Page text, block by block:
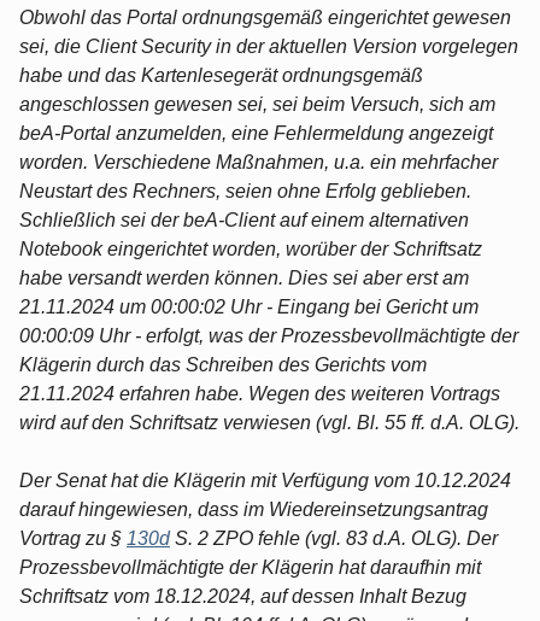
Obwohl das Portal ordnungsgemäß eingerichtet gewesen
sei, die Client Security in der aktuellen Version vorgelegen
habe und das Kartenlesegerät ordnungsgemäß
angeschlossen gewesen sei, sei beim Versuch, sich am
beA-Portal anzumelden, eine Fehlermeldung angezeigt
worden. Verschiedene Maßnahmen, u.a. ein mehrfacher
Neustart des Rechners, seien ohne Erfolg geblieben.
Schließlich sei der beA-Client auf einem alternativen
Notebook eingerichtet worden, worüber der Schriftsatz
habe versandt werden können. Dies sei aber erst am
21.11.2024 um 00:00:02 Uhr - Eingang bei Gericht um
00:00:09 Uhr - erfolgt, was der Prozessbevollmächtigte der
Klägerin durch das Schreiben des Gerichts vom
21.11.2024 erfahren habe. Wegen des weiteren Vortrags
wird auf den Schriftsatz verwiesen (vgl. Bl. 55 ff. d.A. OLG).
Der Senat hat die Klägerin mit Verfügung vom 10.12.2024
darauf hingewiesen, dass im Wiedereinsetzungsantrag
Vortrag zu § 130dS. 2 ZPO fehle (vgl. 83 d.A. OLG). Der
Prozessbevollmächtigte der Klägerin hat daraufhin mit
Schriftsatz vom 18.12.2024, auf dessen Inhalt Bezug